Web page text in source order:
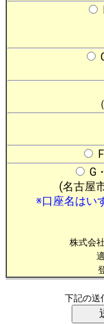
G
(名古屋
※口座名はい
株式会
下記の送